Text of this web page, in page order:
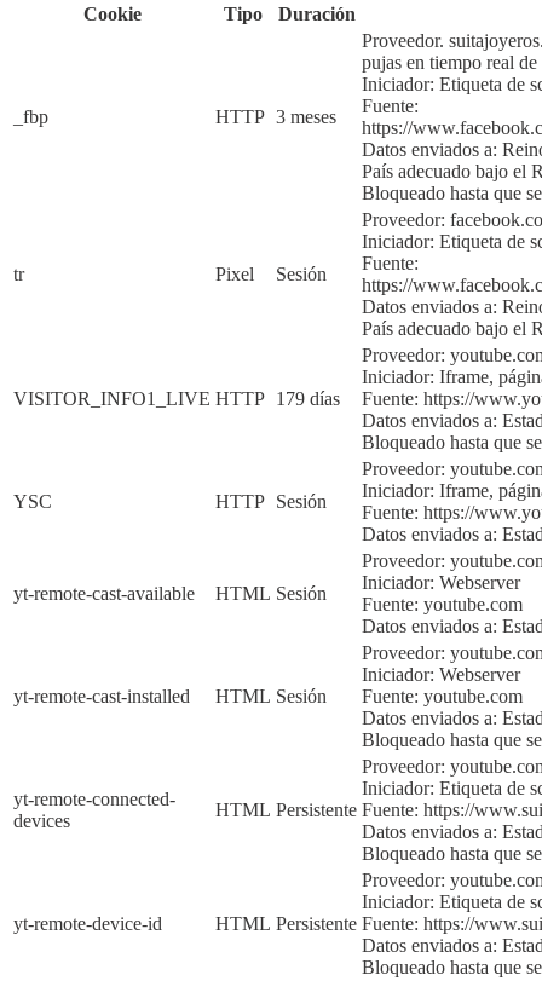
Cookie
Tipo Duración
_fbp HTTP 3 meses
Proveedor.
pujas en tiempo real
Iniciador: Etiqueta de
Fuente:
https://
Datos enviados a:
País adecuado bajo el
Bloqueado hasta que
tr Pixel Sesión
Proveedor:
Iniciador: Etiqueta de
Fuente:
https://
Datos enviados a:
País adecuado bajo el
VISITOR_INFO1_LIVE HTTP 179 días
Proveedor:
Iniciador: Iframe,
Fuente: https://
Datos enviados a:
Bloqueado hasta que
YSC HTTP Sesión
Proveedor:
Iniciador: Iframe,
Fuente: https://
Datos enviados a:
yt-remote-cast-available HTML Sesión
Proveedor:
Iniciador: Webserver
Fuente: youtube.com
Datos enviados a:
yt-remote-cast-installed HTML Sesión
Proveedor:
Iniciador: Webserver
Fuente: youtube.com
Datos enviados a:
Bloqueado hasta que
yt-remote-connected-
devices
HTML Persistente
Proveedor:
Iniciador: Etiqueta de
Fuente: https://
Datos enviados a:
Bloqueado hasta que
yt-remote-device-id HTML Persistente
Proveedor:
Iniciador: Etiqueta de
Fuente: https://
Datos enviados a:
Bloqueado hasta que